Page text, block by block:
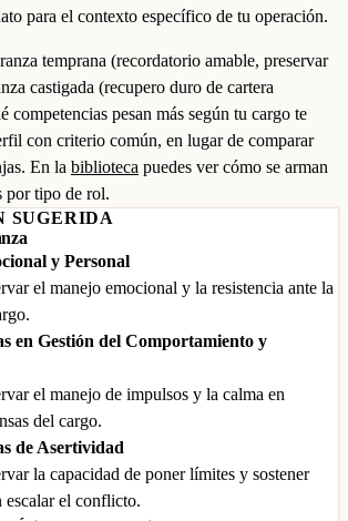
para el contexto específico de tu operación.
temprana (recordatorio amable, preservar
castigada (recupero duro de cartera
competencias pesan más según tu cargo te
con criterio común, en lugar de comparar
En la biblioteca puedes ver cómo se arman
por tipo de rol.
SUGERIDA
y Personal
el manejo emocional y la resistencia ante la
en Gestión del Comportamiento y
el manejo de impulsos y la calma en
del cargo.
de Asertividad
la capacidad de poner límites y sostener
escalar el conflicto.